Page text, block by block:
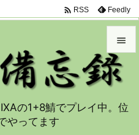


メニュ
サイド
 RSS Feedly
の1+8鯖でプレイ中。位
やってます